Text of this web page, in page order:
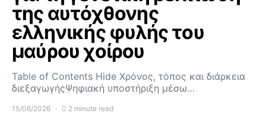
της αυτόχθονης
ελληνικής φυλής του
μαύρου χοίρου
Table of Contents Hide Χρόνος, τόπος και διάρκεια
διεξαγωγήςΨηφιακή υποστήριξη μέσω…
15/06/2026 2 minute read